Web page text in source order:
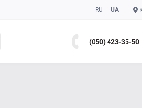
RU UA
(050) 423-35-50